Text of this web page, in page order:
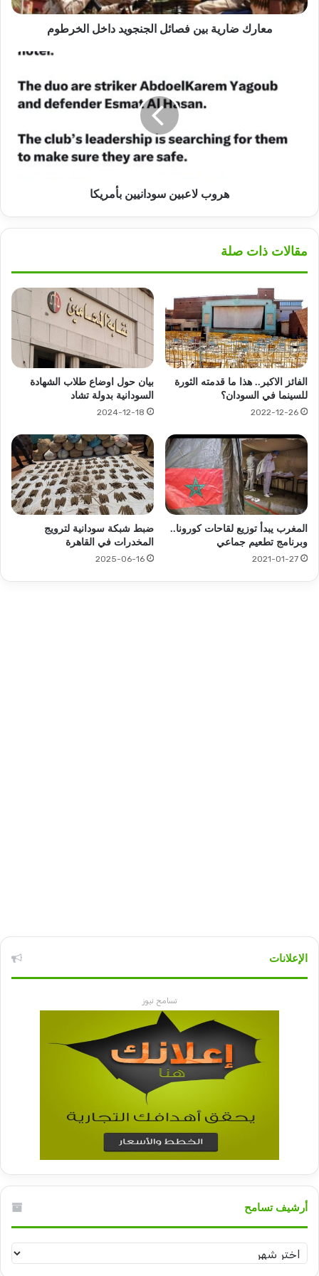
معارك ضارية بين فصائل الجنجويد داخل الخرطوم
سودانيين
هروب لاعبين سودانيين بأمريكا
مقالات ذات صلة
الفائز الاكبر.. هذا ما قدمته الثورة
للسينما في السودان؟
2022-12-26
بيان حول اوضاع طلاب الشهادة
السودانية بدولة تشاد
2024-12-18
المغرب يبدأ توزيع لقاحات كورونا..
وبرنامج تطعيم جماعي
2021-01-27
ضبط شبكة سودانية لترويج
المخدرات في القاهرة
2025-06-16
الإعلانات
تسامح نيوز
أرشيف تسامح
أرشيف
تسامح